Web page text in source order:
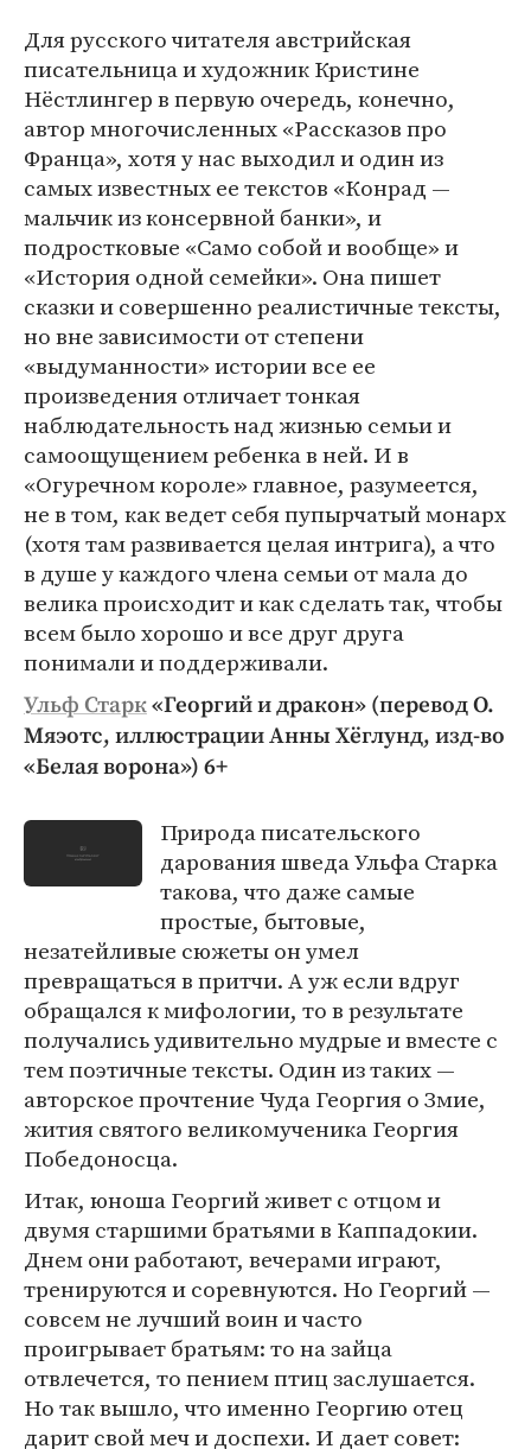
Для русского читателя австрийская
писательница и художник Кристине
Нёстлингер в первую очередь, конечно,
автор многочисленных «Рассказов про
Франца», хотя у нас выходил и один из
самых известных ее текстов «Конрад —
мальчик из консервной банки», и
подростковые «Само собой и вообще» и
«История одной семейки». Она пишет
сказки и совершенно реалистичные тексты,
но вне зависимости от степени
«выдуманности» истории все ее
произведения отличает тонкая
наблюдательность над жизнью семьи и
самоощущением ребенка в ней. И в
«Огуречном короле» главное, разумеется,
не в том, как ведет себя пупырчатый монарх
(хотя там развивается целая интрига), а что
в душе у каждого члена семьи от мала до
велика происходит и как сделать так, чтобы
всем было хорошо и все друг друга
понимали и поддерживали.
Ульф Старк«Георгий и дракон» (перевод О.
Мяэотс, иллюстрации Анны Хёглунд, изд-во
«Белая ворона») 6+
Природа писательского
дарования шведа Ульфа Старка
такова, что даже самые
простые, бытовые,
незатейливые сюжеты он умел
превращаться в притчи. А уж если вдруг
обращался к мифологии, то в результате
получались удивительно мудрые и вместе с
тем поэтичные тексты. Один из таких —
авторское прочтение Чуда Георгия о Змие,
жития святого великомученика Георгия
Победоносца.
Итак, юноша Георгий живет с отцом и
двумя старшими братьями в Каппадокии.
Днем они работают, вечерами играют,
тренируются и соревнуются. Но Георгий —
совсем не лучший воин и часто
проигрывает братьям: то на зайца
отвлечется, то пением птиц заслушается.
Но так вышло, что именно Георгию отец
дарит свой меч и доспехи. И дает совет: